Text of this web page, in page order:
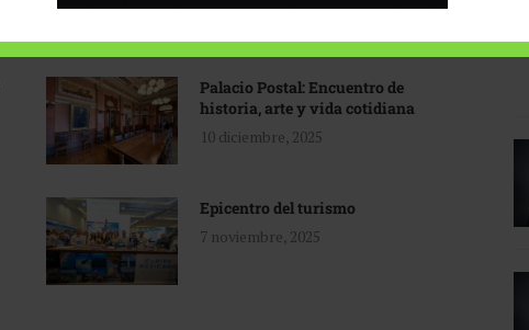
31 marzo, 2026
Palacio Postal: Encuentro de
historia, arte y vida cotidiana
10 diciembre, 2025
Epicentro del turismo
7 noviembre, 2025